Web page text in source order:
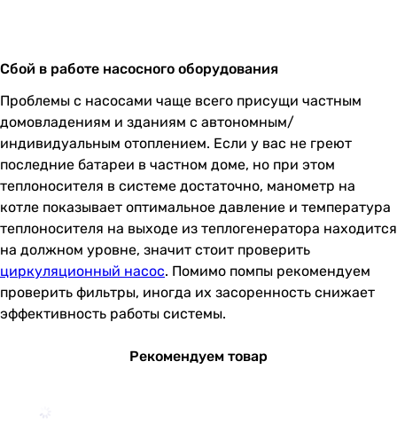
Сбой в работе насосного оборудования
Проблемы с насосами чаще всего присущи частным
домовладениям и зданиям с автономным/
индивидуальным отоплением. Если у вас не греют
последние батареи в частном доме, но при этом
теплоносителя в системе достаточно, манометр на
котле показывает оптимальное давление и температура
теплоносителя на выходе из теплогенератора находится
на должном уровне, значит стоит проверить
циркуляционный насос. Помимо помпы рекомендуем
проверить фильтры, иногда их засоренность снижает
эффективность работы системы.
Рекомендуем товар